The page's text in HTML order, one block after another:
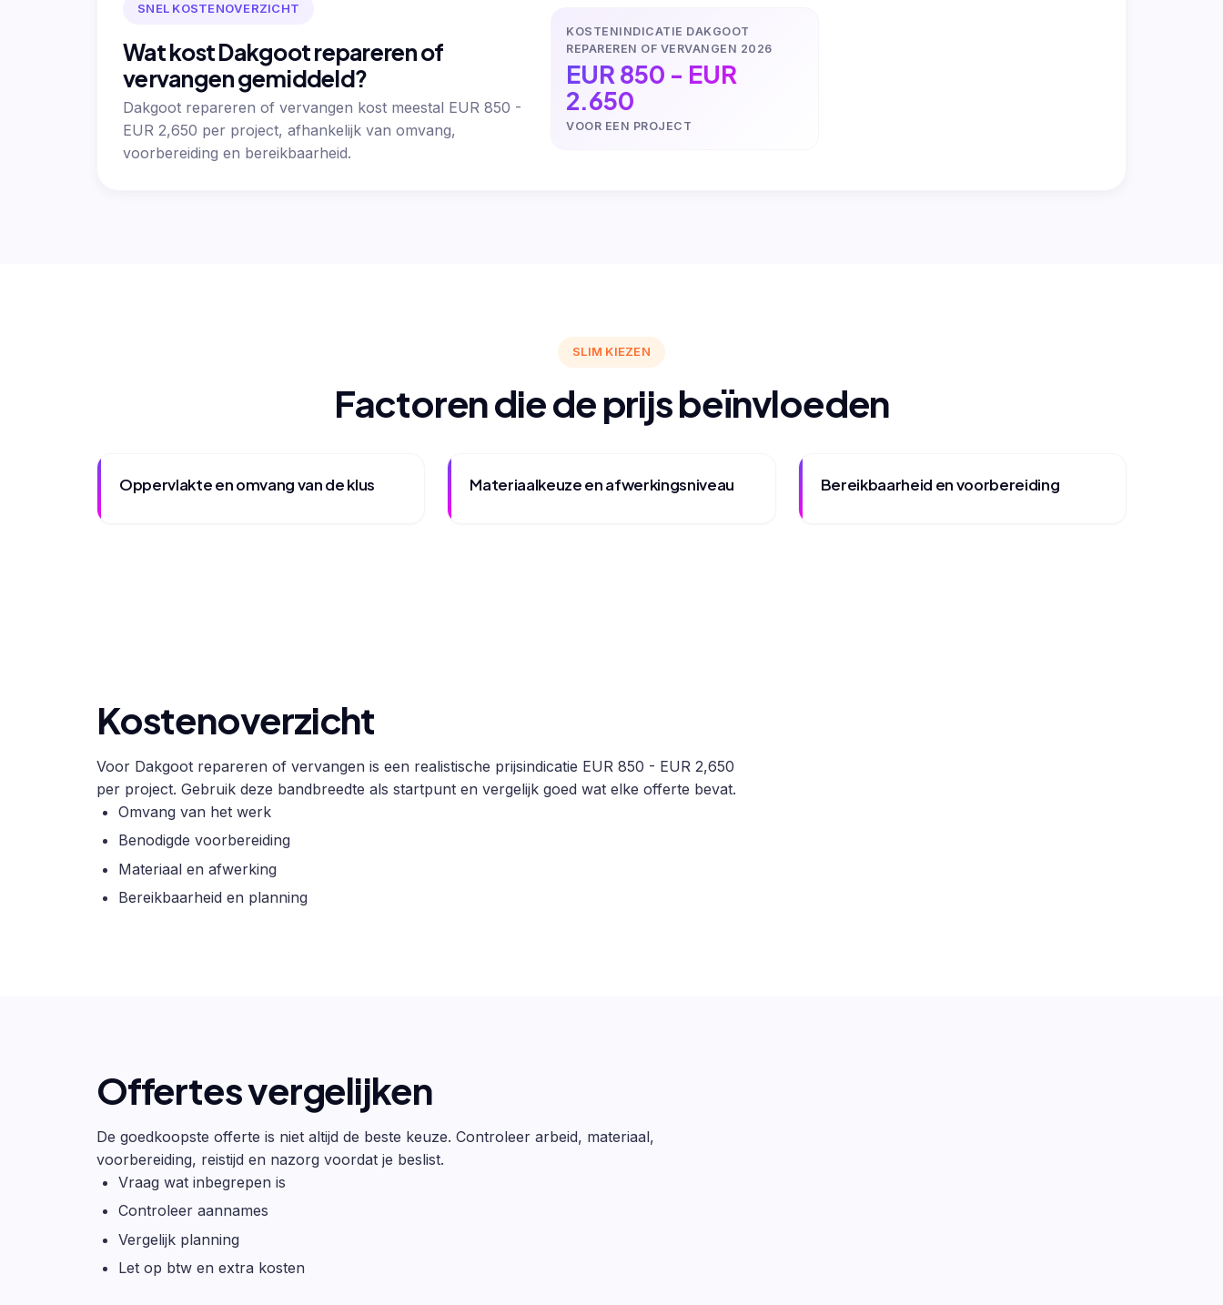
SNEL KOSTENOVERZICHT
Wat kost Dakgoot repareren of
vervangen gemiddeld?
Dakgoot repareren of vervangen kost meestal EUR 850 -
EUR 2,650 per project, afhankelijk van omvang,
voorbereiding en bereikbaarheid.
KOSTENINDICATIE DAKGOOT
REPAREREN OF VERVANGEN 2026
EUR 850 - EUR
2.650
VOOR EEN PROJECT
SLIM KIEZEN
Factoren die de prijs beïnvloeden
Oppervlakte en omvang van de klus Materiaalkeuze en afwerkingsniveau Bereikbaarheid en voorbereiding
Kostenoverzicht
Voor Dakgoot repareren of vervangen is een realistische prijsindicatie EUR 850 - EUR 2,650
per project. Gebruik deze bandbreedte als startpunt en vergelijk goed wat elke offerte bevat.
Omvang van het werk
Benodigde voorbereiding
Materiaal en afwerking
Bereikbaarheid en planning
Offertes vergelijken
De goedkoopste offerte is niet altijd de beste keuze. Controleer arbeid, materiaal,
voorbereiding, reistijd en nazorg voordat je beslist.
Vraag wat inbegrepen is
Controleer aannames
Vergelijk planning
Let op btw en extra kosten